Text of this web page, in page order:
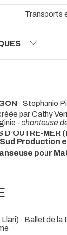
Transports
- Stephanie
par Cathy
- chanteuse
D’OUTRE-
Production
pour
Llari) - Ballet de la